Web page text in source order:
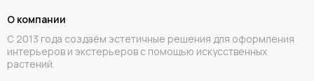
О компании
С 2013 года создаём эстетичные решения для оформления
интерьеров и экстерьеров с помощью искусственных
растений.